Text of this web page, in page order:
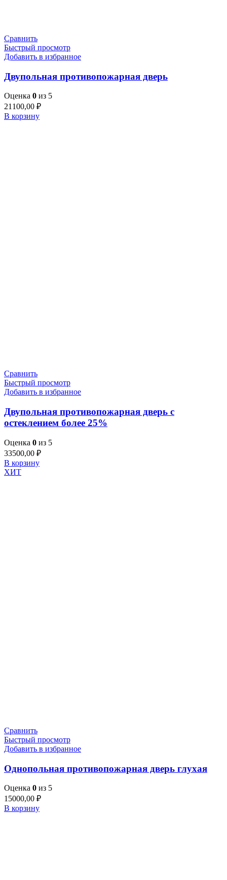
Сравнить
Быстрый просмотр
Добавить в избранное
Двупольная противопожарная дверь
Оценка 0 из 5
21100,00 ₽
В корзину
Сравнить
Быстрый просмотр
Добавить в избранное
Двупольная противопожарная дверь с
остеклением более 25%
Оценка 0 из 5
33500,00 ₽
В корзину
ХИТ
Сравнить
Быстрый просмотр
Добавить в избранное
Однопольная противопожарная дверь глухая
Оценка 0 из 5
15000,00 ₽
В корзину